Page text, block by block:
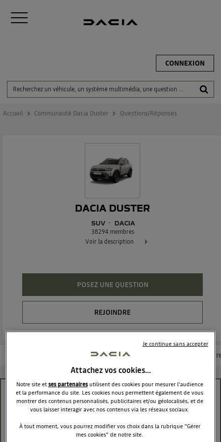
CONNEXION
Accueil Communauté Dacia Duster Questions/Réponses
DACIA DUSTER
SUV DACIA
38294membres
Voir la description
POSEZ UNE QUESTION
REJOINDRE
Les questions de la communauté Les articles Consultez la
Voyants tableau de bord malgré reset
LaureT3083
Bonjour, suite à une crevaison et à la réparation du pneu,les deux
Attachez vos cookies…
Notre site etses partenairesutilisent des cookies pour mesurer l'audience
et la performance du site. Les cookies nous permettent également de vous
montrer des contenus personnalisés, publicitaires et/ou géolocalisés, et de
vous laisser interagir avec nos contenus via les réseaux sociaux.
À tout moment, vous pourrez modifier vos choix dans la rubrique "Gérer
mes cookies" de notre site.
Je continue sans accepter